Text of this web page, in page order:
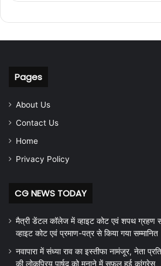
Pages
About Us
Contact Us
Home
Privacy Policy
CG NEWS TODAY
मैत्री डेंटल कॉलेज में व्हाइट कोट एवं शपथ ग्रहण
व्हाइट कोट एवं प्रमाण-पत्र से किया गया सम्मानित
नवापारा में संध्या राव का इस्तीफा नामंजूर, नेता
की लोकप्रिय पार्षद को मनाने में सफल हुई कांग्रेस